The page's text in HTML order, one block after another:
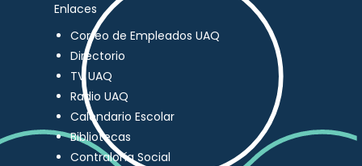
Enlaces
Correo de Empleados UAQ
Directorio
TV UAQ
Radio UAQ
Calendario Escolar
Bibliotecas
Contraloría Social